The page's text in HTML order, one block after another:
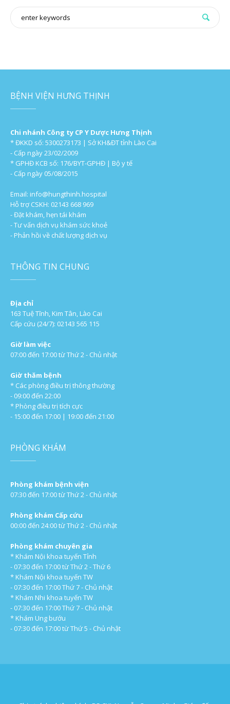
BỆNH VIỆN HƯNG THỊNH
Chi nhánh Công ty CP Y Dược Hưng Thịnh
* ĐKKD số: 5300273173 | Sở KH&ĐT tỉnh Lào Cai
- Cấp ngày 23/02/2009
* GPHĐ KCB số: 176/BYT-GPHĐ | Bộ y tế
- Cấp ngày 05/08/2015
Email: info@hungthinh.hospital
Hỗ trợ CSKH: 02143 668 969
- Đặt khám, hẹn tái khám
- Tư vấn dịch vụ khám sức khoẻ
- Phản hồi về chất lượng dịch vụ
THÔNG TIN CHUNG
Địa chỉ
163 Tuệ Tĩnh, Kim Tân, Lào Cai
Cấp cứu (24/7): 02143 565 115
Giờ làm việc
07:00 đến 17:00 từ Thứ 2 - Chủ nhật
Giờ thăm bệnh
* Các phòng điều trị thông thường
- 09:00 đến 22:00
* Phòng điều trị tích cực
- 15:00 đến 17:00 | 19:00 đến 21:00
PHÒNG KHÁM
Phòng khám bệnh viện
07:30 đến 17:00 từ Thứ 2 - Chủ nhật
Phòng khám Cấp cứu
00:00 đến 24:00 từ Thứ 2 - Chủ nhật
Phòng khám chuyên gia
* Khám Nội khoa tuyến Tỉnh
- 07:30 đến 17:00 từ Thứ 2 - Thứ 6
* Khám Nội khoa tuyến TW
- 07:30 đến 17:00 Thứ 7 - Chủ nhật
* Khám Nhi khoa tuyến TW
- 07:30 đến 17:00 Thứ 7 - Chủ nhật
* Khám Ung bướu
- 07:30 đến 17:00 từ Thứ 5 - Chủ nhật